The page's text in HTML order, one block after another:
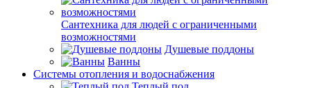
Сантехника для людей с ограниченными
возможностями
Душевые поддоны
Ванны
Системы отопления и водоснабжения